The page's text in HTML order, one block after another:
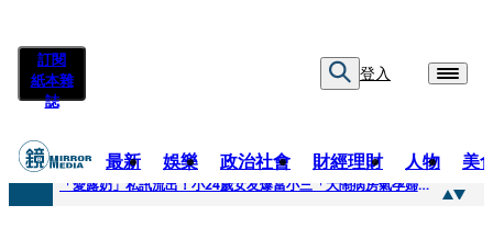
訂閱
紙本雜
誌
登入
最新 娛樂 政治社會 財經理財 人物 美
快訊
「愛露奶」私訊流出！小24歲女友爆當小三「大鬧病房氣孕婦」 姜厚任不忍回應了